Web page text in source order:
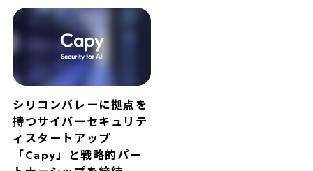
シリコンバレーに拠点を
持つサイバーセキュリテ
ィスタートアップ
「Capy」と戦略的パー